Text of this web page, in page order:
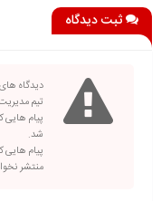
ثبت دیدگاه
دیدگاه
تیم
پیام
شد.
پیام هایی
منتشر